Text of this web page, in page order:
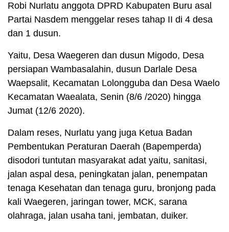
Robi Nurlatu anggota DPRD Kabupaten Buru asal
Partai Nasdem menggelar reses tahap II di 4 desa
dan 1 dusun.
Yaitu, Desa Waegeren dan dusun Migodo, Desa
persiapan Wambasalahin, dusun Darlale Desa
Waepsalit, Kecamatan Lolongguba dan Desa Waelo
Kecamatan Waealata, Senin (8/6 /2020) hingga
Jumat (12/6 2020).
Dalam reses, Nurlatu yang juga Ketua Badan
Pembentukan Peraturan Daerah (Bapemperda)
disodori tuntutan masyarakat adat yaitu, sanitasi,
jalan aspal desa, peningkatan jalan, penempatan
tenaga Kesehatan dan tenaga guru, bronjong pada
kali Waegeren, jaringan tower, MCK, sarana
olahraga, jalan usaha tani, jembatan, duiker.